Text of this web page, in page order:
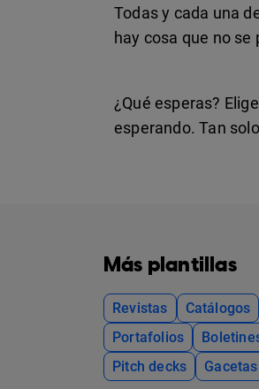
Todas y cada una
hay cosa que no se
¿Qué esperas?
esperando. Tan
Más plantillas
Revistas Catálogos
Portafolios
Pitch decks
Gacetas